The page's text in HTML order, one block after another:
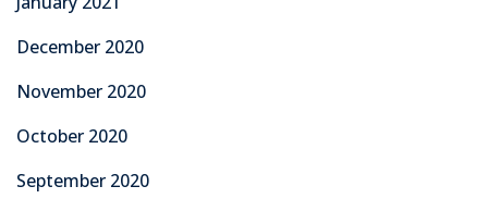
December 2020
November 2020
October 2020
September 2020